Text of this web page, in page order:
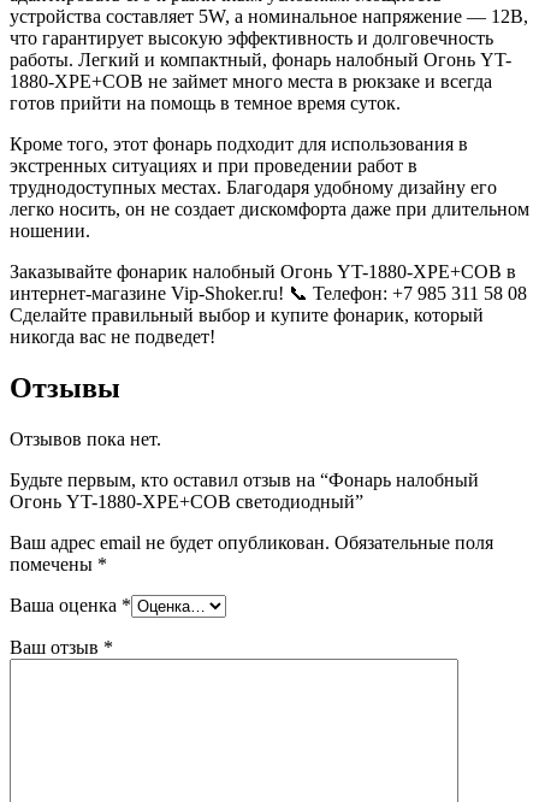
устройства составляет 5W, а номинальное напряжение — 12В,
что гарантирует высокую эффективность и долговечность
работы. Легкий и компактный, фонарь налобный Огонь YT-
1880-XPE+COB не займет много места в рюкзаке и всегда
готов прийти на помощь в темное время суток.
Кроме того, этот фонарь подходит для использования в
экстренных ситуациях и при проведении работ в
труднодоступных местах. Благодаря удобному дизайну его
легко носить, он не создает дискомфорта даже при длительном
ношении.
Заказывайте фонарик налобный Огонь YT-1880-XPE+COB в
интернет-магазине Vip-Shoker.ru! 📞 Телефон: +7 985 311 58 08
Сделайте правильный выбор и купите фонарик, который
никогда вас не подведет!
Отзывы
Отзывов пока нет.
Будьте первым, кто оставил отзыв на “Фонарь налобный
Огонь YT-1880-XPE+COB светодиодный”
Ваш адрес email не будет опубликован. Обязательные поля
помечены *
Ваша оценка *
Ваш отзыв *